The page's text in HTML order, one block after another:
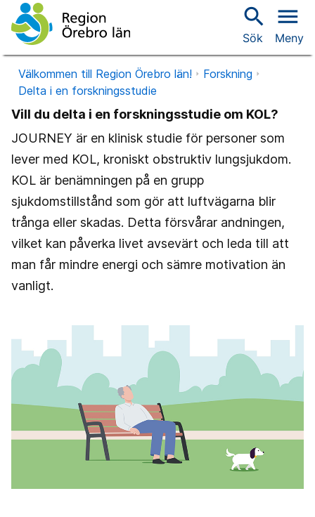
search
Sök
menu
Meny
Välkommen till Region Örebro län!
Forskning
Delta i en forskningsstudie
Vill du delta i en forskningsstudie om KOL?
JOURNEY är en klinisk studie för personer som
lever med KOL, kroniskt obstruktiv lungsjukdom.
KOL är benämningen på en grupp
sjukdomstillstånd som gör att luftvägarna blir
trånga eller skadas. Detta försvårar andningen,
vilket kan påverka livet avsevärt och leda till att
man får mindre energi och sämre motivation än
vanligt.